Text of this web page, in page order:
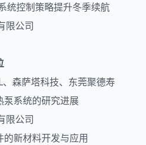
统控制策略提升冬季续航
限公司
森萨塔科技、东莞聚德寿
系统的研究进展
限公司
新材料开发与应用